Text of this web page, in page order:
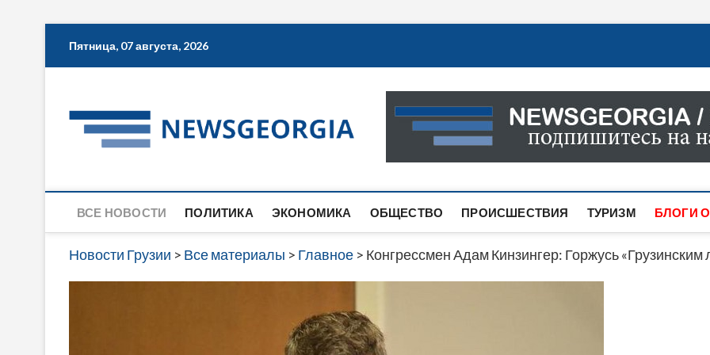
Пятница, 07 августа, 2026
Новости Грузии
САМАЯ АКТУАЛЬНАЯ ИНФОРМАЦИЯ О СОБЫТИЯХ
САЙТЕ ВЫ НАЙДЕТЕ НОВОСТИ ПОЛИТИКИ,
ВСЕ НОВОСТИ ПОЛИТИКА ЭКОНОМИКА ОБЩЕСТВО ПРОИСШЕСТВИЯ ТУРИЗМ БЛОГИ
Новости Грузии > Все материалы > Главное > Конгрессмен Адам Кинзингер: Горжусь «Грузинским